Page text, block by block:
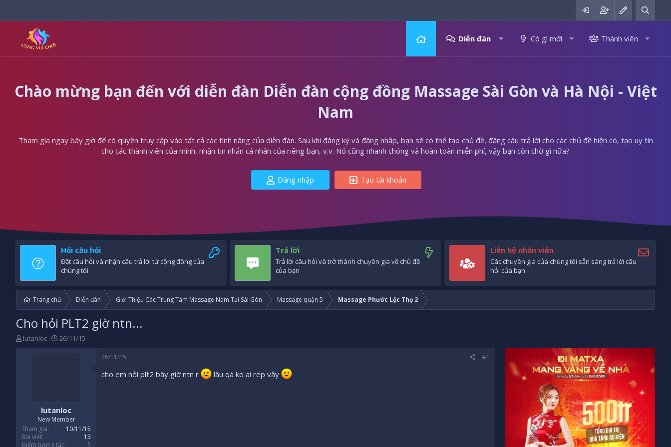
Diễn đàn Có gì mới Thành viên
Chào mừng bạn đến với diễn đàn Diễn đàn cộng đồng Massage Sài Gòn và Hà Nội - Việt
Nam
Tham gia ngay bây giờ để có quyền truy cập vào tất cả các tính năng của diễn đàn. Sau khi đăng ký và đăng nhập, bạn sẽ có thể tạo chủ đề, đăng câu trả lời cho các chủ đề hiện có, tạo uy tín
cho các thành viên của mình, nhận tin nhắn cá nhân của riêng bạn, v.v. Nó cũng nhanh chóng và hoàn toàn miễn phí, vậy bạn còn chờ gì nữa?
Đăng nhập Tạo tài khoản
Hỏi câu hỏi
Đặt câu hỏi và nhận câu trả lời từ cộng đồng của
chúng tôi
Trả lời
Trả lời câu hỏi và trở thành chuyên gia về chủ đề
của bạn
Liên hệ nhân viên
Các chuyên gia của chúng tôi sẵn sàng trả lời câu
hỏi của bạn
Trang chủ Diễn đàn Giới Thiệu Các Trung Tâm Massage Nam Tại Sài Gòn Massage quận 5 Massage Phước Lộc Thọ 2
Cho hỏi PLT2 giờ ntn...
B
ắ
lutanloc
N
g
ầ
u
26/11/15
lutanloc
New Member
Tham gia
10/11/15
Bài viết
13
Điểm tương tác
1
26/11/15 #1
cho em hỏi plt2 bây giờ ntn r lâu qá ko ai rep vậy